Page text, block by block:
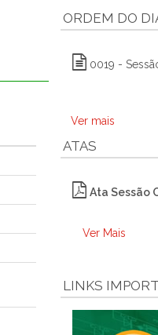
ORDEM DO
0019 -
Ver mais
ATAS
Ata Sessão
Ver Mais
LINKS